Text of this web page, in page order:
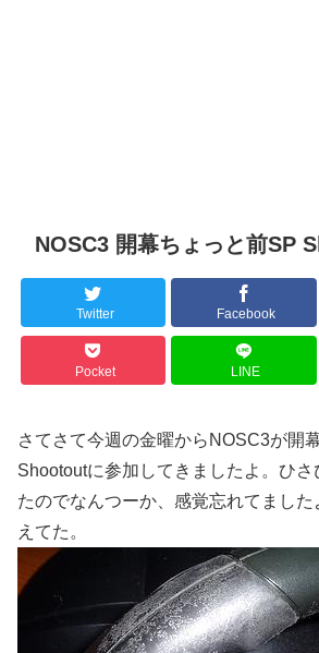
NOSC3 開幕ちょっと前SP
Twitter Facebook
Pocket LINE
さてさて今週の金曜からNOSC3が開
Shootoutに参加してきましたよ。ひ
たのでなんつーか、感覚忘れてまし
えてた。